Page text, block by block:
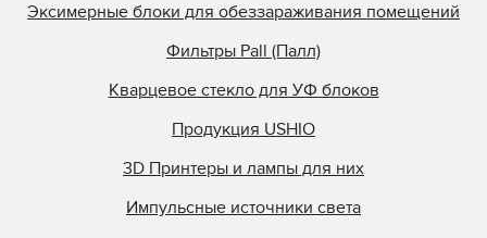
Эксимерные блоки для обеззараживания помещений
Фильтры Pall (Палл)
Кварцевое стекло для УФ блоков
Продукция USHIO
3D Принтеры и лампы для них
Импульсные источники света